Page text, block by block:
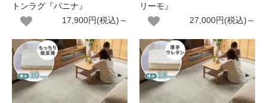
トンラグ『パニナ』
17,900円(税込)～
リーモ』
27,000円(税込)～